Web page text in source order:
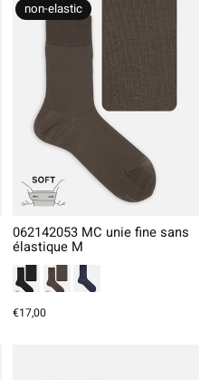
non-elastic
062142053 MC unie fine sans
élastique M
€17,00